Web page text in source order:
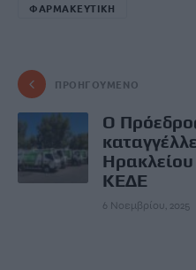
ΦΑΡΜΑΚΕΥΤΙΚΉ
ΠΡΟΗΓΟΎΜΕΝΟ
Ο
ΚΕΔΕ
6 Νοεμβρίου, 2025